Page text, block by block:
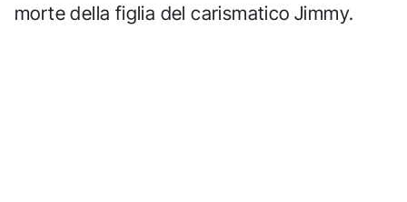
morte della figlia del carismatico Jimmy.